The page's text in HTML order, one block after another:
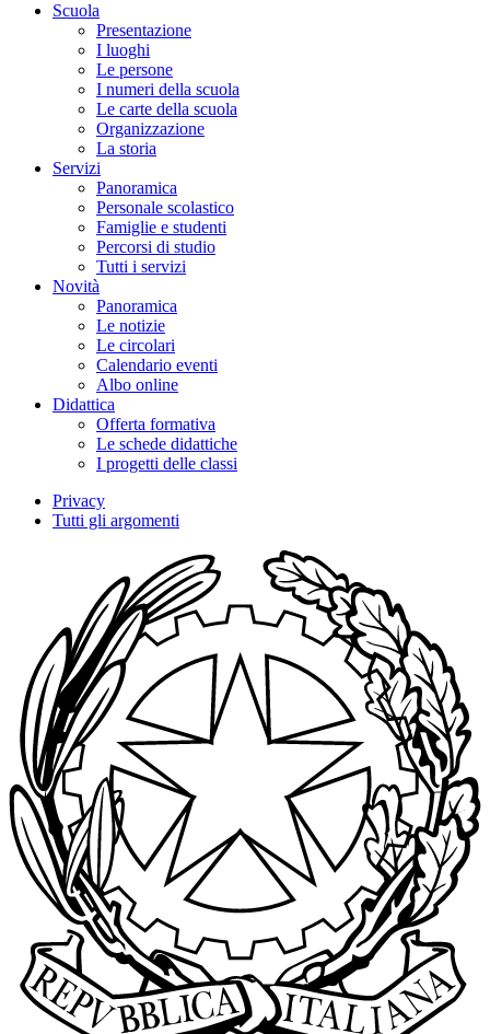
Scuola
Presentazione
I luoghi
Le persone
I numeri della scuola
Le carte della scuola
Organizzazione
La storia
Servizi
Panoramica
Personale scolastico
Famiglie e studenti
Percorsi di studio
Tutti i servizi
Novità
Panoramica
Le notizie
Le circolari
Calendario eventi
Albo online
Didattica
Offerta formativa
Le schede didattiche
I progetti delle classi
Privacy
Tutti gli argomenti